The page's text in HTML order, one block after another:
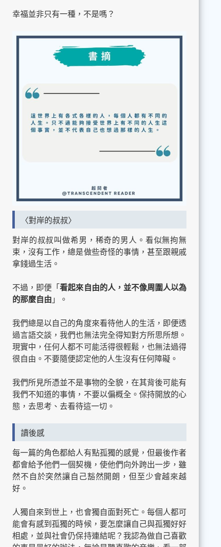
幸福並非只有一種，不是嗎？
〈對岸的叔叔〉
對岸的叔叔叫做希男，稀奇的男人。看似無拘無
束，沒有工作，總是做些奇怪的事情，甚至跟親戚
拿錢過生活。
不過，即便「看起來自由的人，並不像周圍人以為
的那麼自由 」。
我們總是以自己的角度來看待他人的生活，即便透
過言語交談，我們也無法完全得知對方所思所想。
現實中，任何人都不可能活得很輕鬆，也無法過得
很自由。不要隨便認定他的人生沒有任何障礙。
我們所見所憑並不是事物的全貌，在其背後可能有
我們不知道的事情，不要以偏概全。保持開放的心
態，去思考、去看待這一切。
讀後感
每一篇的角色都給人有點孤獨的感覺，但最後作者
都會給予他們一個契機，使他們向外跨出一步，雖
然不自於突然讓自己豁然開朗，但至少會越來越
好。
人獨自來到世上，也會獨自面對死亡。每個人都可
能會有感到孤獨的時候，要怎麼讓自己與孤獨好好
相處，並與社會仍保持連結呢？我認為做自己喜歡